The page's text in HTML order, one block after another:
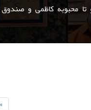
تا محبوبه کاظمی و صندوق